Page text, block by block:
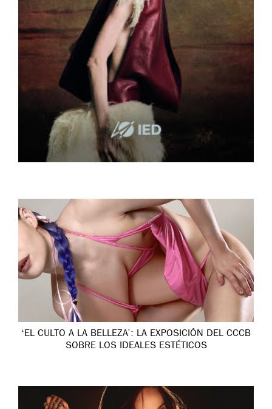
‘EL CULTO A LA BELLEZA’: LA EXPOSICIÓN DEL CCCB
SOBRE LOS IDEALES ESTÉTICOS